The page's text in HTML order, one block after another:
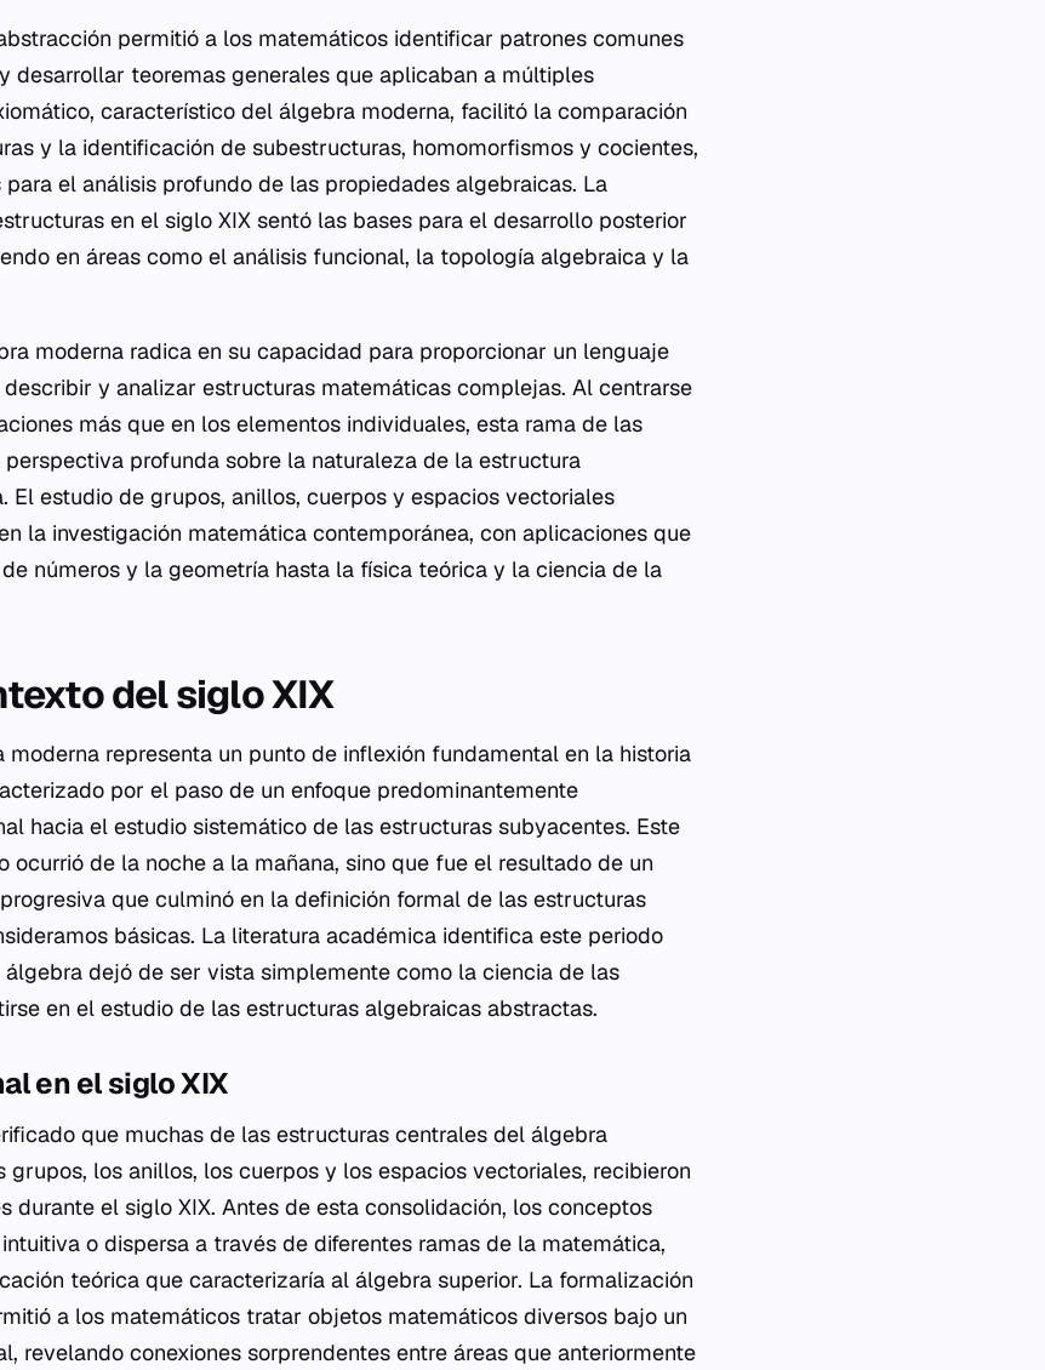
permitió a los matemáticos identificar patrones comunes
desarrollar teoremas generales que aplicaban a múltiples
característico del álgebra moderna, facilitó la comparación
y la identificación de subestructuras, homomorfismos y cocientes,
el análisis profundo de las propiedades algebraicas. La
en el siglo XIX sentó las bases para el desarrollo posterior
en áreas como el análisis funcional, la topología algebraica y la
moderna radica en su capacidad para proporcionar un lenguaje
y analizar estructuras matemáticas complejas. Al centrarse
más que en los elementos individuales, esta rama de las
profunda sobre la naturaleza de la estructura
El estudio de grupos, anillos, cuerpos y espacios vectoriales
la investigación matemática contemporánea, con aplicaciones que
números y la geometría hasta la física teórica y la ciencia de la
del siglo XIX
representa un punto de inflexión fundamental en la historia
por el paso de un enfoque predominantemente
hacia el estudio sistemático de las estructuras subyacentes. Este
ocurrió de la noche a la mañana, sino que fue el resultado de un
que culminó en la definición formal de las estructuras
básicas. La literatura académica identifica este periodo
dejó de ser vista simplemente como la ciencia de las
en el estudio de las estructuras algebraicas abstractas.
en el siglo XIX
que muchas de las estructuras centrales del álgebra
grupos, los anillos, los cuerpos y los espacios vectoriales, recibieron
durante el siglo XIX. Antes de esta consolidación, los conceptos
o dispersa a través de diferentes ramas de la matemática,
teórica que caracterizaría al álgebra superior. La formalización
a los matemáticos tratar objetos matemáticos diversos bajo un
revelando conexiones sorprendentes entre áreas que anteriormente